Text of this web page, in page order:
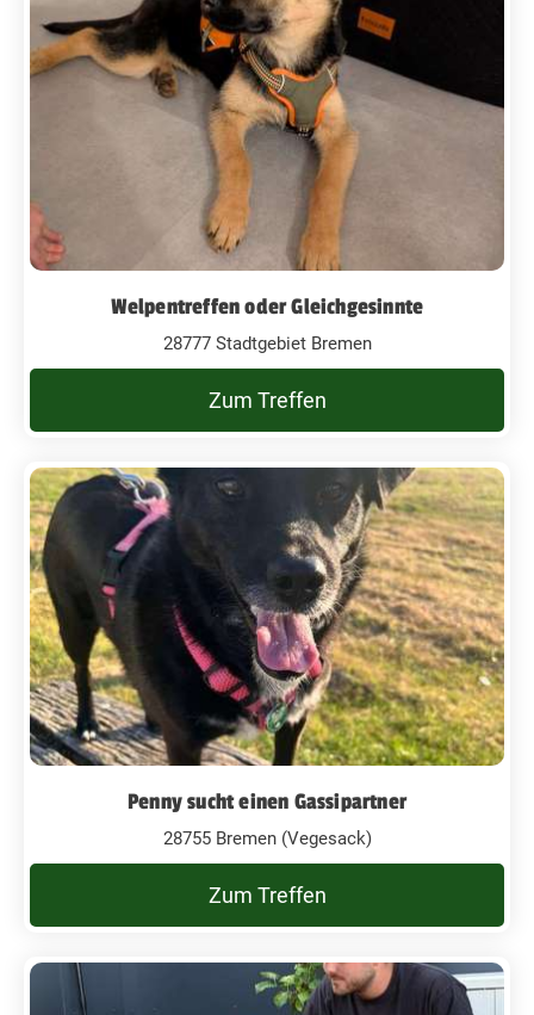
Welpentreffen oder Gleichgesinnte
28777 Stadtgebiet Bremen
Zum Treffen
Penny sucht einen Gassipartner
28755 Bremen (Vegesack)
Zum Treffen